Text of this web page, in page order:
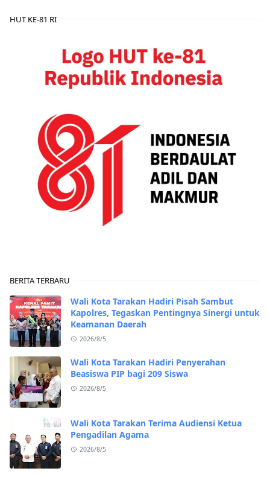
HUT KE-81 RI
BERITA TERBARU
Wali Kota Tarakan Hadiri Pisah Sambut
Kapolres, Tegaskan Pentingnya Sinergi untuk
Keamanan Daerah
2026/8/5
Wali Kota Tarakan Hadiri Penyerahan
Beasiswa PIP bagi 209 Siswa
2026/8/5
Wali Kota Tarakan Terima Audiensi Ketua
Pengadilan Agama
2026/8/5